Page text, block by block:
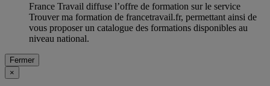
France Travail diffuse l’offre de formation sur le service
Trouver ma formation de francetravail.fr, permettant ainsi de
vous proposer un catalogue des formations disponibles au
niveau national.
Fermer
×